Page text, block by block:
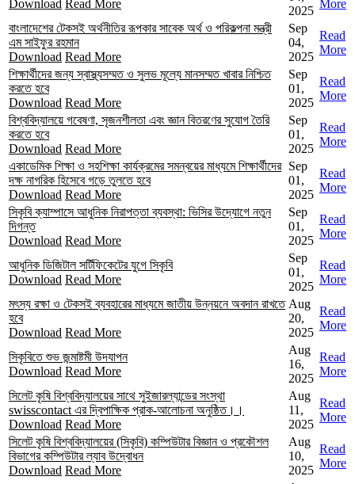
Download Read More
2025
More
বাংলাদেশের টেকসই অর্থনীতির রূপকার সাবেক অর্থ ও পরিকল্পনা মন্ত্রী
এম সাইফুর রহমান
Download Read More
Sep
04,
2025
Read
More
শিক্ষার্থীদের জন্য স্বাস্থ্যসম্মত ও সুলভ মূল্যে মানসম্মত খাবার নিশ্চিত
করতে হবে
Download Read More
Sep
01,
2025
Read
More
বিশ্ববিদ্যালয়ে গবেষণা, সৃজনশীলতা এবং জ্ঞান বিতরণের সুযোগ তৈরি
করতে হবে
Download Read More
Sep
01,
2025
Read
More
একাডেমিক শিক্ষা ও সহশিক্ষা কার্যক্রমের সমন্বয়ের মাধ্যমে শিক্ষার্থীদের
দক্ষ নাগরিক হিসেবে গড়ে তুলতে হবে
Download Read More
Sep
01,
2025
Read
More
সিকৃবি ক্যাম্পাসে আধুনিক নিরাপত্তা ব্যবস্থা: ভিসির উদ্যোগে নতুন
দিগন্ত
Download Read More
Sep
01,
2025
Read
More
আধুনিক ডিজিটাল সর্টিফিকেটের যুগে সিকৃবি
Download Read More
Sep
01,
2025
Read
More
মৎস্য রক্ষা ও টেকসই ব্যবহারের মাধ্যমে জাতীয় উন্নয়নে অবদান রাখতে
হবে
Download Read More
Aug
20,
2025
Read
More
সিকৃবিতে শুভ জন্মাষ্টমী উদযাপন
Download Read More
Aug
16,
2025
Read
More
সিলেট কৃষি বিশ্ববিদ্যালয়ের সাথে সুইজারল্যান্ডের সংস্থা
swisscontact এর দ্বিপাক্ষিক প্রাক-আলোচনা অনুষ্ঠিত।।
Download Read More
Aug
11,
2025
Read
More
সিলেট কৃষি বিশ্ববিদ্যালয়ের (সিকৃবি) কম্পিউটার বিজ্ঞান ও প্রকৌশল
বিভাগের কম্পিউটার ল্যাব উদ্বোধন
Download Read More
Aug
10,
2025
Read
More